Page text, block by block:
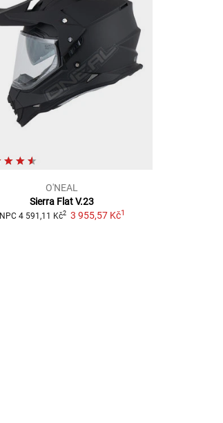
O'NEAL
Sierra Flat V.23
NPC 4 591,11 Kč2 3 955,57 Kč1